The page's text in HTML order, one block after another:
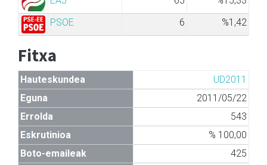
PSOE
6 %1,42
Fitxa
Hauteskundea
UD2011
Eguna
2011/05/22
Errolda
543
Eskrutinioa
% 100,00
Boto-emaileak
425